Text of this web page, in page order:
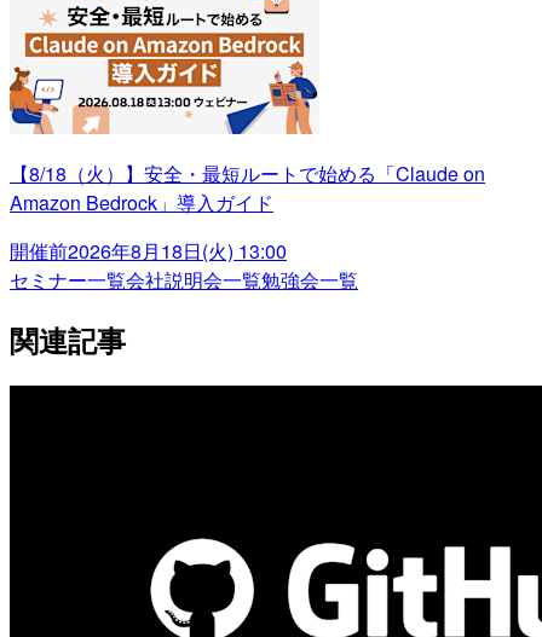
【8/18（火）】安全・最短ルートで始める「Claude on
Amazon Bedrock」導入ガイド
開催前2026年8月18日(火) 13:00
セミナー一覧会社説明会一覧勉強会一覧
関連記事